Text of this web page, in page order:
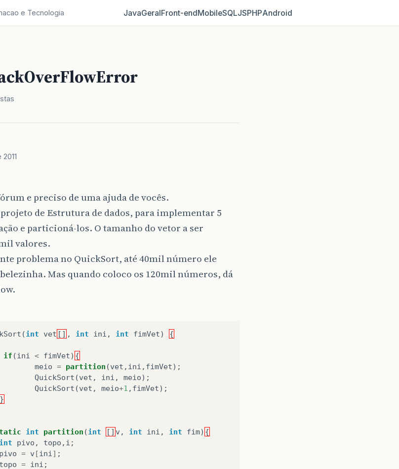
e Tecnologia JavaGeralFront‑endMobileSQLJSPHPAndroid
e preciso de uma ajuda de vocês.
de Estrutura de dados, para implementar 5
e particioná-los. O tamanho do vetor a ser
valores.
problema no QuickSort, até 40mil número ele
Mas quando coloco os 120mil números, dá
(int vet [] , int ini , int fimVet)
{
if (ini < fimVet) {
meio = partition (vet , ini , fimVet);
QuickSort (vet , ini , meio);
QuickSort (vet , meio+1 , fimVet);
}
int partition (int [] v , int ini , int fim) {
int
pivo , topo , i ;
pivo = v [ini ] ;
topo = ini ;